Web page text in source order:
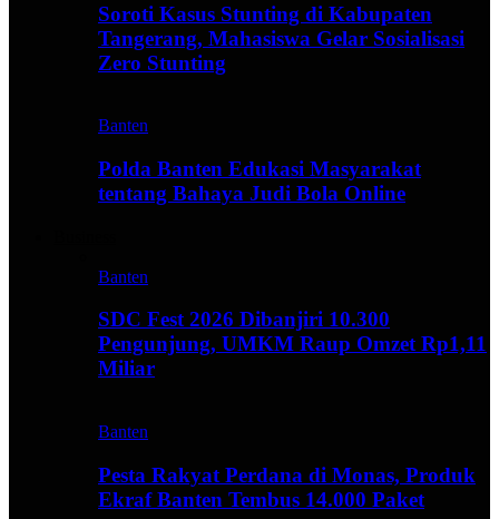
Soroti Kasus Stunting di Kabupaten
Tangerang, Mahasiswa Gelar Sosialisasi
Zero Stunting
Banten
Polda Banten Edukasi Masyarakat
tentang Bahaya Judi Bola Online
Banten
SDC Fest 2026 Dibanjiri 10.300
Pengunjung, UMKM Raup Omzet Rp1,11
Miliar
Banten
Pesta Rakyat Perdana di Monas, Produk
Ekraf Banten Tembus 14.000 Paket